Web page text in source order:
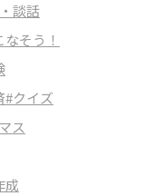
談話
そう！
#クイズ
ス
成